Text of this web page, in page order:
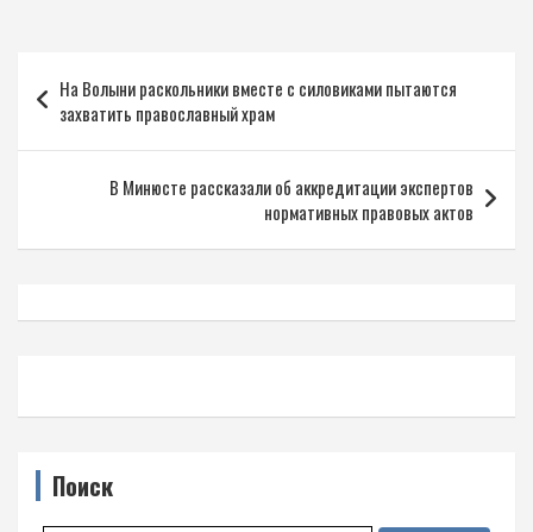
по
записям
На Волыни раскольники вместе с силовиками пытаются
захватить православный храм
В Минюсте рассказали об аккредитации экспертов
нормативных правовых актов
Поиск